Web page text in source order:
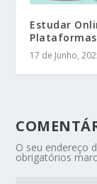
Estudar
17 de Junho,
O seu endereço
obrigatórios